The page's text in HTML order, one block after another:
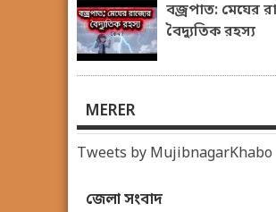
বজ্রপাত: মেঘের
বৈদ্যুতিক রহস্য
MERER
Tweets by MujibnagarKhabo
জেলা সংবাদ